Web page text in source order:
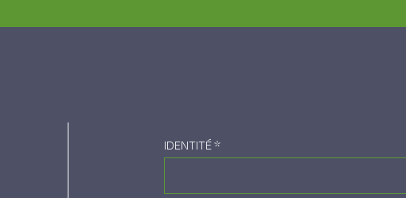
IDENTITÉ*